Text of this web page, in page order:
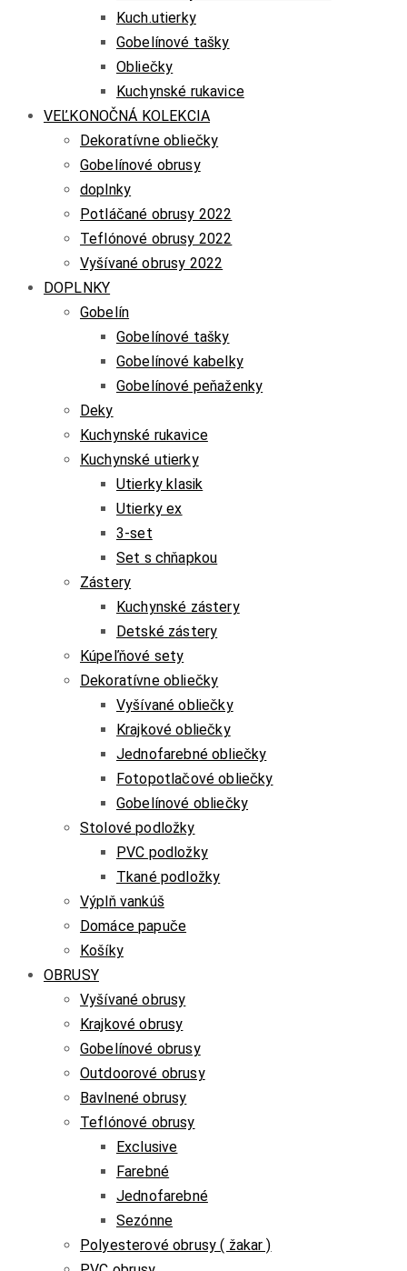
Kuch.utierky
Gobelínové tašky
Obliečky
Kuchynské rukavice
VEĽKONOČNÁ KOLEKCIA
Dekoratívne obliečky
Gobelínové obrusy
doplnky
Potláčané obrusy 2022
Teflónové obrusy 2022
Vyšívané obrusy 2022
DOPLNKY
Gobelín
Gobelínové tašky
Gobelínové kabelky
Gobelínové peňaženky
Deky
Kuchynské rukavice
Kuchynské utierky
Utierky klasik
Utierky ex
3-set
Set s chňapkou
Zástery
Kuchynské zástery
Detské zástery
Kúpeľňové sety
Dekoratívne obliečky
Vyšívané obliečky
Krajkové obliečky
Jednofarebné obliečky
Fotopotlačové obliečky
Gobelínové obliečky
Stolové podložky
PVC podložky
Tkané podložky
Výplň vankúš
Domáce papuče
Košíky
OBRUSY
Vyšívané obrusy
Krajkové obrusy
Gobelínové obrusy
Outdoorové obrusy
Bavlnené obrusy
Teflónové obrusy
Exclusive
Farebné
Jednofarebné
Sezónne
Polyesterové obrusy ( žakar )